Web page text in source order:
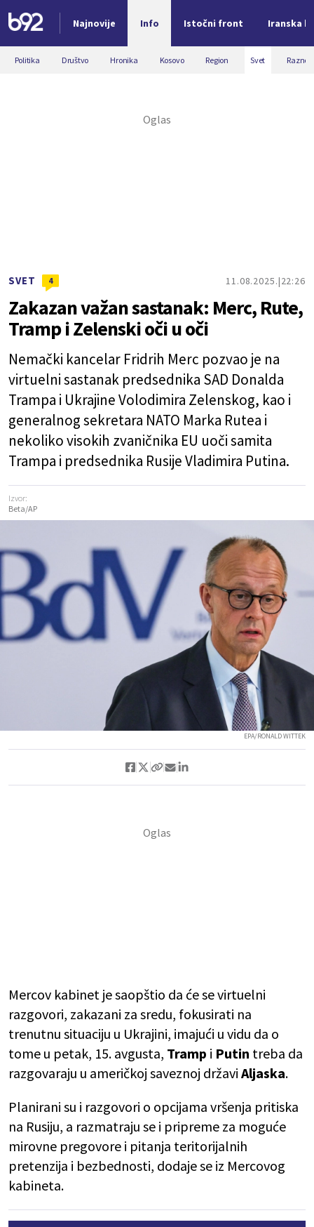
Najnovije Info Istočni front Iranska
Nova vest
Politika Društvo Hronika Kosovo Region Svet Razno
SVET 4 11.08.2025. 22:26
Zakazan važan sastanak: Merc, Rute,
Tramp i Zelenski oči u oči
Nemački kancelar Fridrih Merc pozvao je na
virtuelni sastanak predsednika SAD Donalda
Trampa i Ukrajine Volodimira Zelenskog, kao i
generalnog sekretara NATO Marka Rutea i
nekoliko visokih zvaničnika EU uoči samita
Trampa i predsednika Rusije Vladimira Putina.
Izvor:
Beta/AP
EPA/RONALD WITTEK
Mercov kabinet je saopštio da će se virtuelni
razgovori, zakazani za sredu, fokusirati na
trenutnu situaciju u Ukrajini, imajući u vidu da o
tome u petak, 15. avgusta, Tramp i Putin treba da
razgovaraju u američkoj saveznoj državi Aljaska.
Planirani su i razgovori o opcijama vršenja pritiska
na Rusiju, a razmatraju se i pripreme za moguće
mirovne pregovore i pitanja teritorijalnih
pretenzija i bezbednosti, dodaje se iz Mercovog
kabineta.